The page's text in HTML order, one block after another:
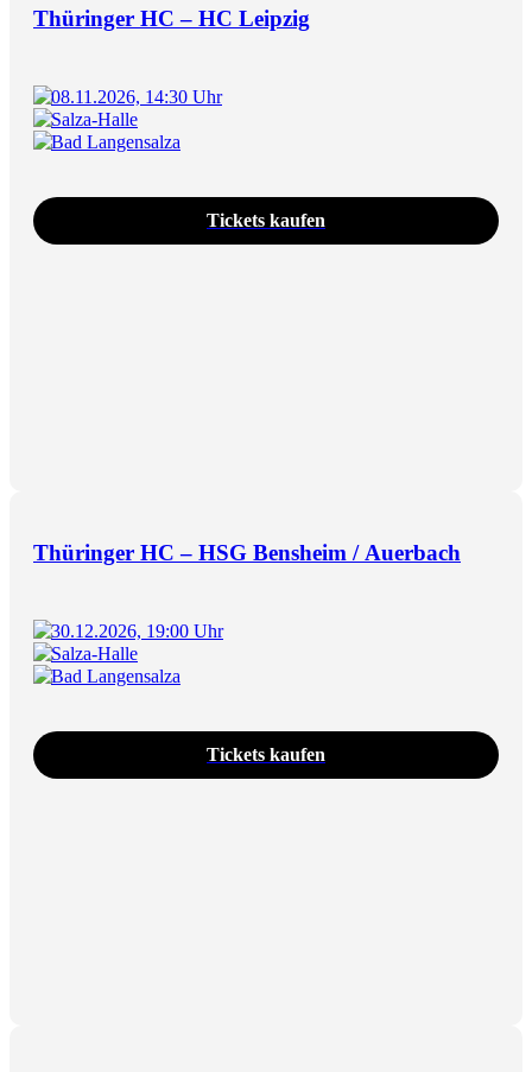
Thüringer HC – HC Leipzig
08.11.2026, 14:30 Uhr
Salza-Halle
Bad Langensalza
Tickets kaufen
Thüringer HC – HSG Bensheim / Auerbach
30.12.2026, 19:00 Uhr
Salza-Halle
Bad Langensalza
Tickets kaufen